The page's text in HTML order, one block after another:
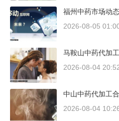
福州中药市场动态
2026-08-05
马鞍山中药代加
2026-08-04
中山中药代加工
2026-08-04